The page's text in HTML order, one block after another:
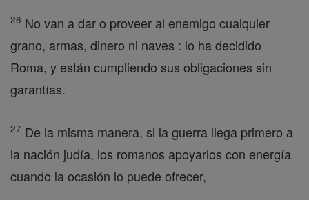
26 No van a dar o proveer al enemigo cualquier
grano, armas, dinero ni naves : lo ha decidido
Roma, y están cumpliendo sus obligaciones sin
garantías.
27 De la misma manera, si la guerra llega primero a
la nación judía, los romanos apoyarlos con energía
cuando la ocasión lo puede ofrecer,